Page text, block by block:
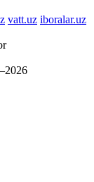
vatt.uz iboralar.uz